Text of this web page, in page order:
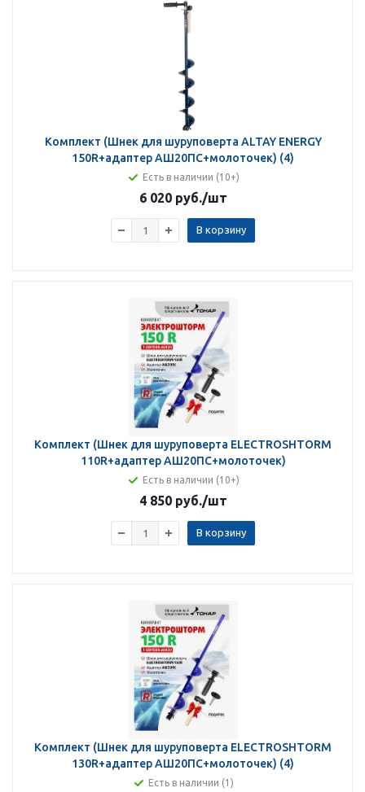
Комплект (Шнек для шуруповерта ALTAY ENERGY
150R+адаптер АШ20ПС+молоточек) (4)
Есть в наличии (10+)
6 020 руб./шт
В корзину
Комплект (Шнек для шуруповерта ELECTROSHTORM
110R+адаптер АШ20ПС+молоточек)
Есть в наличии (10+)
4 850 руб./шт
В корзину
Комплект (Шнек для шуруповерта ELECTROSHTORM
130R+адаптер АШ20ПС+молоточек) (4)
Есть в наличии (1)